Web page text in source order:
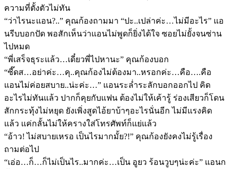
ความที่ตั้งตัวไม่ทัน
“ว่าไรนะแอน?..” คุณก้องถามมา “ปะ..เปล่าค่ะ…ไม่มีอะไร” แอ
นรีบบอกปัด พอสักเห็นว่าแอนไม่พูดก็ยิ่งได้ใจ ซอยไม่ยั้งจนซ่าน
ไปหมด
“พี่เสร็จธุระแล้ว…เดี๋ยวพี่ไปหานะ” คุณก้องบอก
“ซี๊ดส…อย่าค่ะ…คุ..คุณก้องไม่ต้องมา..หรอกค่ะ…คือ….คือ
แอนไม่ค่อยสบาย..น่ะค่ะ…” แอนระล่ำระลักบอกออกไป คิด
อะไรไม่ทันแล้ว ปากก็คุยกับแฟน ต้องไม่ให้เค้ารู้ ร่องเสียวก็โดน
สักกระทุ้งไม่หยุด ยังเพิ่งสูดไอ้ยาบ้าๆอะไรนั่นอีก ไม่มีแรงคิด
แล้ว แค่กลั้นไม่ให้ครางใส่โทรศัพท์ก็แย่แล้ว
“อ้าว! ไม่สบายเหรอ เป็นไรมากมั้ย?!” คุณก้องยังคงไม่รู้เรื่อง
ถามต่อไป
“เอ่อ…ก็…ก็ไม่เป็นไร..มากค่ะ…เป็น อูยว ร้อนวูบๆน่ะค่ะ” แอนก